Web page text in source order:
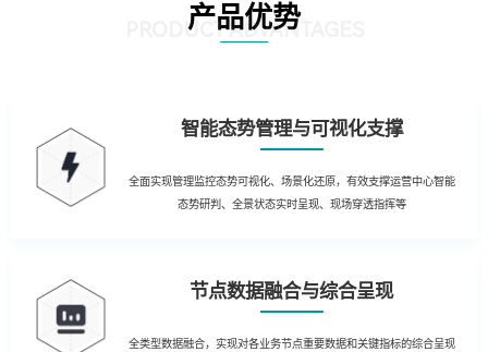
产品优势
PRODUCT ADVANTAGES
智能态势管理与可视化支撑
全面实现管理监控态势可视化、场景化还原，有效支撑运营中心智能
态势研判、全景状态实时呈现、现场穿透指挥等
节点数据融合与综合呈现
全类型数据融合，实现对各业务节点重要数据和关键指标的综合呈现